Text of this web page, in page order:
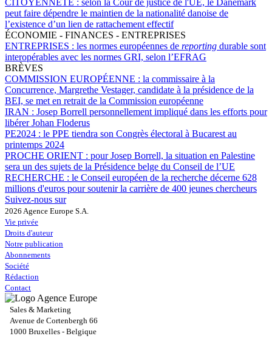
peut faire dépendre le maintien de la nationalité danoise de
l’existence d’un lien de rattachement effectif
ÉCONOMIE - FINANCES - ENTREPRISES
ENTREPRISES : les normes européennes de reporting durable sont
interopérables avec les normes GRI, selon l’EFRAG
BRÈVES
COMMISSION EUROPÉENNE : la commissaire à la
Concurrence, Margrethe Vestager, candidate à la présidence de la
BEI, se met en retrait de la Commission européenne
IRAN : Josep Borrell personnellement impliqué dans les efforts pour
libérer Johan Floderus
PE2024 : le PPE tiendra son Congrès électoral à Bucarest au
printemps 2024
PROCHE ORIENT : pour Josep Borrell, la situation en Palestine
sera un des sujets de la Présidence belge du Conseil de l’UE
RECHERCHE : le Conseil européen de la recherche décerne 628
millions d'euros pour soutenir la carrière de 400 jeunes chercheurs
Suivez-nous sur
2026 Agence Europe S.A.
Vie privée
Droits d'auteur
Notre publication
Abonnements
Société
Rédaction
Contact
Sales & Marketing
Avenue de Cortenbergh 66
1000 Bruxelles - Belgique